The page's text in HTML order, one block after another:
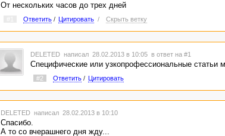
От нескольких часов до трех дней
Ответить/ Цитировать / Скрыть ветку
DELETED написал 28.02.2013 в 10:05 в ответ на #1
Специфические или узкопрофессиональные статьи
#2 Ответить/ Цитировать
DELETED написал 28.02.2013 в 10:10
Спасибо.
А то со вчерашнего дня жду...